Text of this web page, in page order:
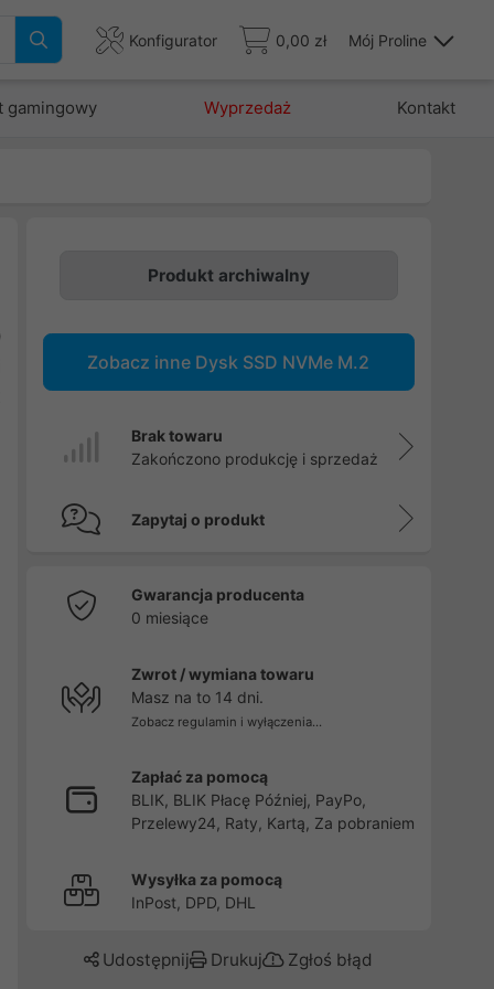
Konfigurator 0,00 zł Mój Proline
gamingowy Wyprzedaż Kontakt
Produkt archiwalny
Zobacz inne Dysk SSD NVMe M.2
Brak towaru
Zakończono produkcję i sprzedaż
Zapytaj o produkt
Gwarancja producenta
0 miesiące
Zwrot / wymiana towaru
Masz na to 14 dni.
Zobacz regulamin i wyłączenia...
Zapłać za pomocą
BLIK, BLIK Płacę Później, PayPo,
Przelewy24, Raty, Kartą, Za pobraniem
Wysyłka za pomocą
InPost, DPD, DHL
Udostępnij Drukuj Zgłoś błąd